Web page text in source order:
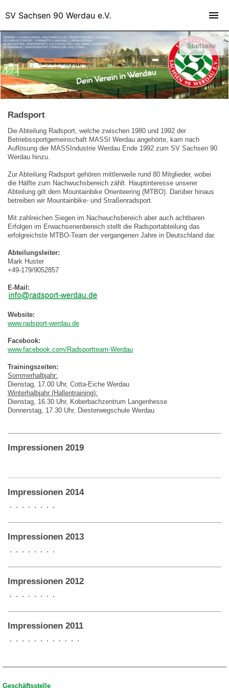
Startseite
Radsport
Die Abteilung Radsport, welche zwischen 1980 und 1992 der
Betriebssportgemeinschaft MASSI Werdau angehörte, kam nach
Auflösung der MASSIndustrie Werdau Ende 1992 zum SV Sachsen 90
Werdau hinzu.
Zur Abteilung Radsport gehören mittlerweile rund 80 Mitglieder, wobei
die Hälfte zum Nachwuchsbereich zählt. Hauptinteresse unserer
Abteilung gilt dem Mountainbike Orienteering (MTBO). Darüber hinaus
betreiben wir Mountainbike- und Straßenradsport.
Mit zahlreichen Siegen im Nachwuchsbereich aber auch achtbaren
Erfolgen im Erwachsenenbereich stellt die Radsportabteilung das
erfolgreichste MTBO-Team der vergangenen Jahre in Deutschland dar.
Abteilungsleiter:
Mark Huster
+49-179/9052857
E-Mail:
Website:
www.radsport-werdau.de
Facebook:
www.facebook.com/Radsportteam-Werdau
Trainingszeiten:
Sommerhalbjahr:
Dienstag, 17.00 Uhr, Cotta-Eiche Werdau
Winterhalbjahr (Hallentraining):
Dienstag, 16.30 Uhr, Koberbachzentrum Langenhesse
Donnerstag, 17.30 Uhr, Diesterwegschule Werdau
Impressionen 2019
Impressionen 2014
Impressionen 2013
Impressionen 2012
Impressionen 2011
Geschäftsstelle
SV Sachsen 90 Werdau e.V.